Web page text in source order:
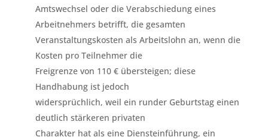
Amtswechsel oder die Verabschiedung eines
Arbeitnehmers betrifft, die gesamten
Veranstaltungskosten als Arbeitslohn an, wenn die
Kosten pro Teilnehmer die
Freigrenze von 110 € übersteigen; diese
Handhabung ist jedoch
widersprüchlich, weil ein runder Geburtstag einen
deutlich stärkeren privaten
Charakter hat als eine Diensteinführung, ein